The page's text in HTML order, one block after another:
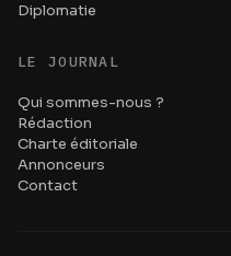
Diplomatie
LE JOURNAL
Qui sommes-nous ?
Rédaction
Charte éditoriale
Annonceurs
Contact